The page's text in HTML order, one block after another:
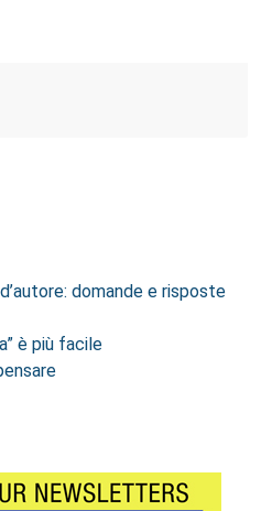
domande e risposte
è più facile